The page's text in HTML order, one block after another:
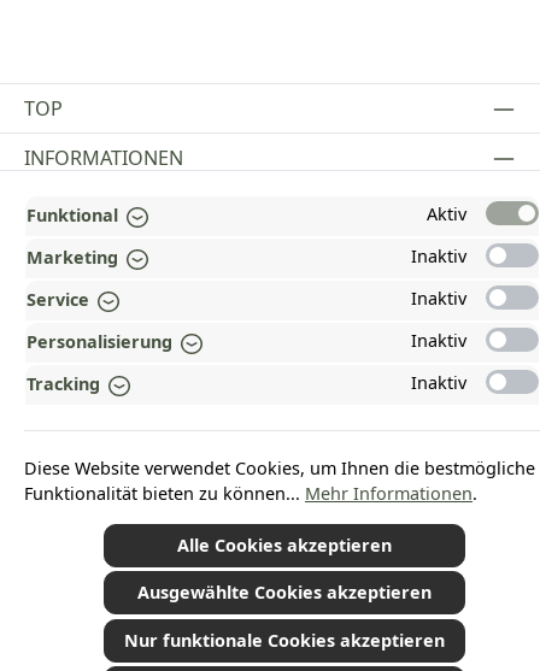
TOP
Vertrag widerrufen
INFORMATIONEN
GESETZLICHE INFORMATIONEN
ZAHLUNGS- UND VERSANDARTEN
AUSGEZEICHNET UND ZERTIFIZIERT!
WARUM HEAD-SHOP.DE?
*Alle Preise inkl. gesetzl. Mehrwertsteuer zzgl.Versandkostenund ggf.
Nachnahmegebühren, wenn nicht anders angegeben.
© 2026 Plamundo GmbH - Alle Rechte vorbehalten. Theme byThemeWare®
Funktional
Aktiv
Marketing
Inaktiv
Service
Inaktiv
Personalisierung
Inaktiv
Tracking
Inaktiv
Diese Website verwendet Cookies, um Ihnen die bestmögliche
Funktionalität bieten zu können... Mehr Informationen.
Alle Cookies akzeptieren
Ausgewählte Cookies akzeptieren
Nur funktionale Cookies akzeptieren